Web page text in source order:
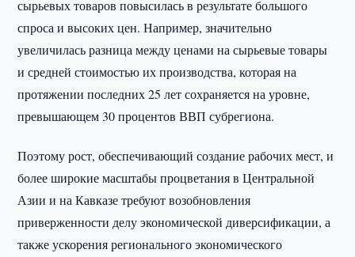
сырьевых товаров повысилась в результате большого
спроса и высоких цен. Например, значительно
увеличилась разница между ценами на сырьевые товары
и средней стоимостью их производства, которая на
протяжении последних 25 лет сохраняется на уровне,
превышающем 30 процентов ВВП субрегиона.
Поэтому рост, обеспечивающий создание рабочих мест, и
более широкие масштабы процветания в Центральной
Азии и на Кавказе требуют возобновления
приверженности делу экономической диверсификации, а
также ускорения регионального экономического